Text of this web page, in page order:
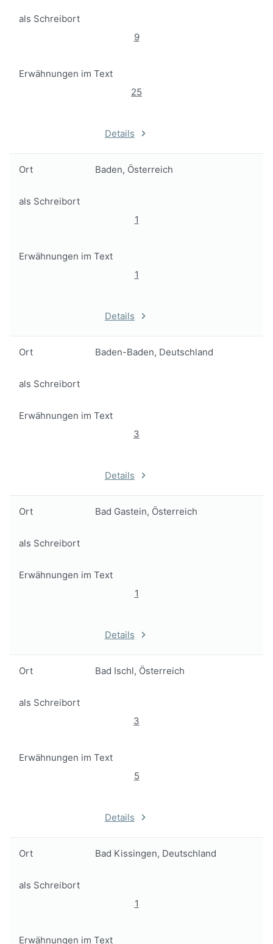
als Schreibort
9
Erwähnungen im Text
25
Details
Ort Baden, Österreich
als Schreibort
1
Erwähnungen im Text
1
Details
Ort Baden-Baden, Deutschland
als Schreibort
Erwähnungen im Text
3
Details
Ort Bad Gastein, Österreich
als Schreibort
Erwähnungen im Text
1
Details
Ort Bad Ischl, Österreich
als Schreibort
3
Erwähnungen im Text
5
Details
Ort Bad Kissingen, Deutschland
als Schreibort
1
Erwähnungen im Text